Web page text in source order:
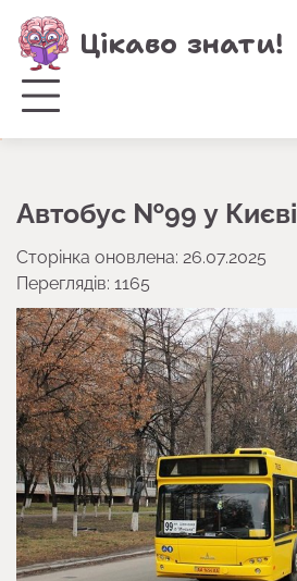
Перейти
до
вмісту
Цікаво знати!
Автобус №99 у Києві
Сторінка оновлена: 26.07.2025
Переглядів: 1165